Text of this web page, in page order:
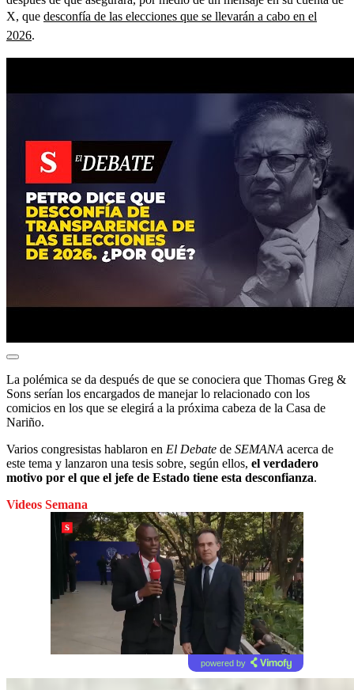
X, que desconfía de las elecciones que se llevarán a cabo en el
2026.
La polémica se da después de que se conociera que Thomas Greg &
Sons serían los encargados de manejar lo relacionado con los
comicios en los que se elegirá a la próxima cabeza de la Casa de
Nariño.
Varios congresistas hablaron en El Debate de SEMANA acerca de
este tema y lanzaron una tesis sobre, según ellos, el verdadero
motivo por el que el jefe de Estado tiene esta desconfianza.
Videos Semana
powered by